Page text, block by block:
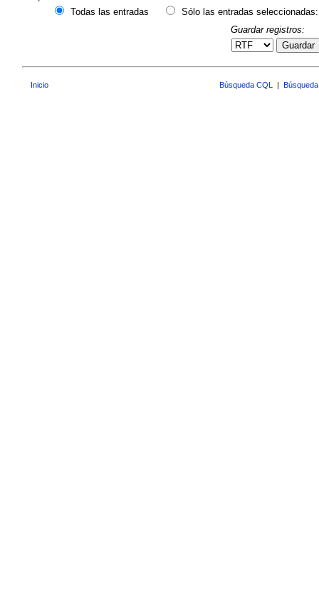
Todas las entradas
Sólo las entradas seleccionadas:
Guardar registros:
Guardar
Inicio Búsqueda CQL